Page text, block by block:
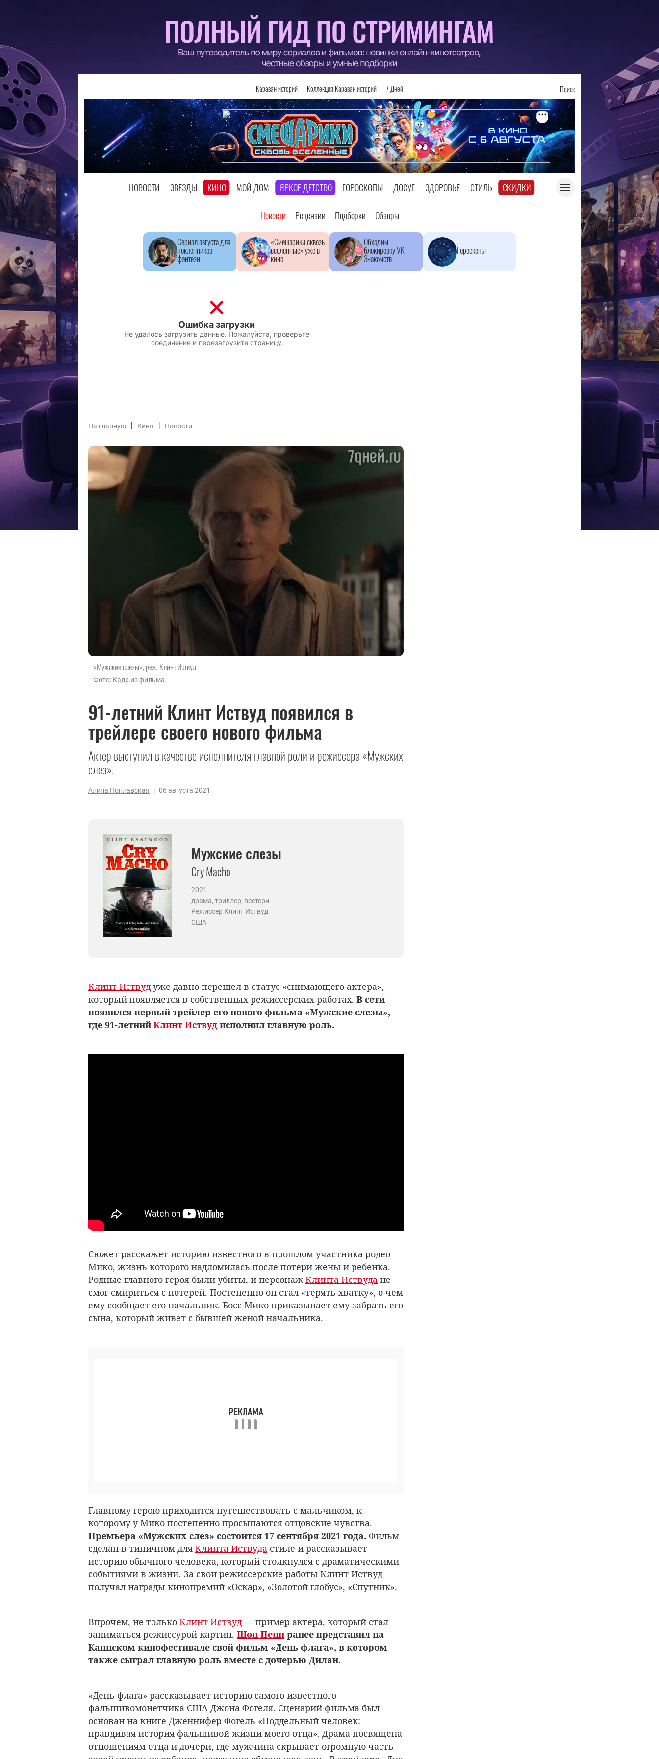
Караван историй Коллекция Караван историй 7 Дней Поиск
НОВОСТИ ЗВЕЗДЫ КИНО МОЙ ДОМ ЯРКОЕ ДЕТСТВО ГОРОСКОПЫ ДОСУГ ЗДОРОВЬЕ СТИЛЬ СКИДКИ
Новости Рецензии Подборки Обзоры
Сериал августа для
поклонников
фэнтези
«Смешарики сквозь
вселенные» уже в
кино
Обходим
блокировку VK
Знакомств
Гороскопы
На главную | Кино | Новости
«Мужские слезы», реж. Клинт Иствуд
Фото: Кадр из фильма
91-летний Клинт Иствуд появился в
трейлере своего нового фильма
Актер выступил в качестве исполнителя главной роли и режиссера «Мужских
слез».
Алина Поплавская | 06 августа 2021
Мужские слезы
Cry Macho
2021
драма, триллер, вестерн
Режиссер Клинт Иствуд
США
Клинт Иствуд уже давно перешел в статус «снимающего актера»,
который появляется в собственных режиссерских работах. В сети
появился первый трейлер его нового фильма «Мужские слезы»,
где 91-летнийКлинт Иствуд исполнил главную роль.
Сюжет расскажет историю известного в прошлом участника родео
Мико, жизнь которого надломилась после потери жены и ребенка.
Родные главного героя были убиты, и персонаж Клинта Иствуда не
смог смириться с потерей. Постепенно он стал «терять хватку», о чем
ему сообщает его начальник. Босс Мико приказывает ему забрать его
сына, который живет с бывшей женой начальника.
Главному герою приходится путешествовать с мальчиком, к
которому у Мико постепенно просыпаются отцовские чувства.
Премьера «Мужских слез» состоится 17 сентября 2021 года. Фильм
сделан в типичном для Клинта Иствуда стиле и рассказывает
историю обычного человека, который столкнулся с драматическими
событиями в жизни. За свои режиссерские работы Клинт Иствуд
получал награды кинопремий «Оскар», «Золотой глобус», «Спутник».
Впрочем, не только Клинт Иствуд — пример актера, который стал
заниматься режиссурой картин. Шон Пеннранее представил на
Каннском кинофестивале свой фильм «День флага», в котором
также сыграл главную роль вместе с дочерью Дилан.
«День флага» рассказывает историю самого известного
фальшивомонетчика США Джона Фогеля. Сценарий фильма был
основан на книге Дженнифер Фогель «Поддельный человек:
правдивая история фальшивой жизни моего отца». Драма посвящена
отношениям отца и дочери, где мужчина скрывает огромную часть